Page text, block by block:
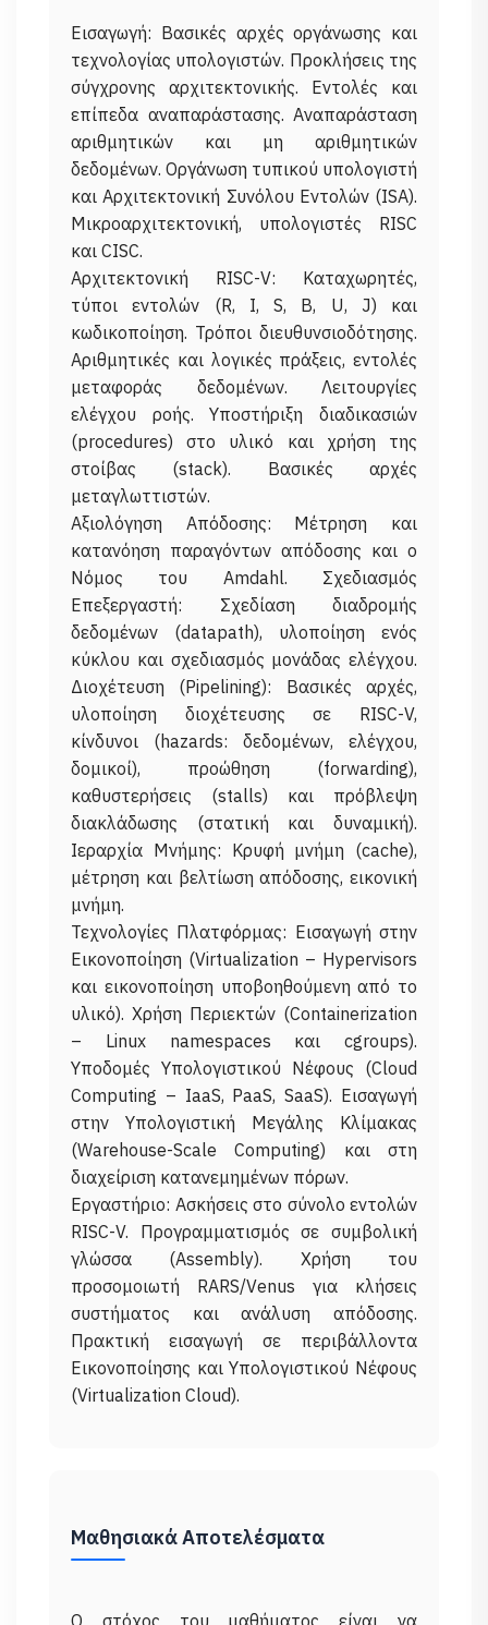
Εισαγωγή: Βασικές αρχές οργάνωσης και
τεχνολογίας υπολογιστών. Προκλήσεις της
σύγχρονης αρχιτεκτονικής. Εντολές και
επίπεδα αναπαράστασης. Αναπαράσταση
αριθμητικών και μη αριθμητικών
δεδομένων. Οργάνωση τυπικού υπολογιστή
και Αρχιτεκτονική Συνόλου Εντολών (ISA).
Μικροαρχιτεκτονική, υπολογιστές RISC
και CISC.
Αρχιτεκτονική RISC-V: Καταχωρητές,
τύποι εντολών (R, I, S, B, U, J) και
κωδικοποίηση. Τρόποι διευθυνσιοδότησης.
Αριθμητικές και λογικές πράξεις, εντολές
μεταφοράς δεδομένων. Λειτουργίες
ελέγχου ροής. Υποστήριξη διαδικασιών
(procedures) στο υλικό και χρήση της
στοίβας (stack). Βασικές αρχές
μεταγλωττιστών.
Αξιολόγηση Απόδοσης: Μέτρηση και
κατανόηση παραγόντων απόδοσης και ο
Νόμος του Amdahl. Σχεδιασμός
Επεξεργαστή: Σχεδίαση διαδρομής
δεδομένων (datapath), υλοποίηση ενός
κύκλου και σχεδιασμός μονάδας ελέγχου.
Διοχέτευση (Pipelining): Βασικές αρχές,
υλοποίηση διοχέτευσης σε RISC-V,
κίνδυνοι (hazards: δεδομένων, ελέγχου,
δομικοί), προώθηση (forwarding),
καθυστερήσεις (stalls) και πρόβλεψη
διακλάδωσης (στατική και δυναμική).
Ιεραρχία Μνήμης: Κρυφή μνήμη (cache),
μέτρηση και βελτίωση απόδοσης, εικονική
μνήμη.
Τεχνολογίες Πλατφόρμας: Εισαγωγή στην
Εικονοποίηση (Virtualization – Hypervisors
και εικονοποίηση υποβοηθούμενη από το
υλικό). Χρήση Περιεκτών (Containerization
– Linux namespaces και cgroups).
Υποδομές Υπολογιστικού Νέφους (Cloud
Computing – IaaS, PaaS, SaaS). Εισαγωγή
στην Υπολογιστική Μεγάλης Κλίμακας
(Warehouse-Scale Computing) και στη
διαχείριση κατανεμημένων πόρων.
Εργαστήριο: Ασκήσεις στο σύνολο εντολών
RISC-V. Προγραμματισμός σε συμβολική
γλώσσα (Assembly). Χρήση του
προσομοιωτή RARS/Venus για κλήσεις
συστήματος και ανάλυση απόδοσης.
Πρακτική εισαγωγή σε περιβάλλοντα
Εικονοποίησης και Υπολογιστικού Νέφους
Μαθησιακά Αποτελέσματα
Ο στόχος του μαθήματος είναι να